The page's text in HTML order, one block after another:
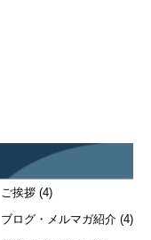
ご挨拶 (4)
ブログ・メルマガ紹介 (4)